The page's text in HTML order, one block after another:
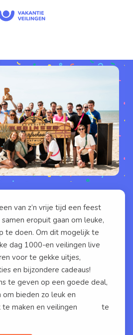
van z’n vrije tijd een feest
eropuit gaan om leuke,
te doen. Om dit mogelijk te
dag 1000-en veilingen live
voor te gekke uitjes,
en bijzondere cadeaus!
te geven op een goede deal,
bieden zo leuk en
maken en veilingen
te